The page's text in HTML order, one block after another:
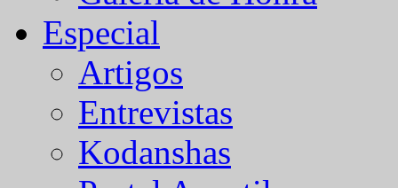
Especial
Artigos
Entrevistas
Kodanshas